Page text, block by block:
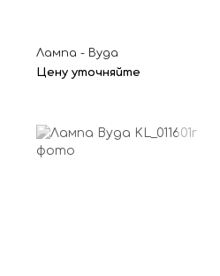
Лампа - Вуда
Цену уточняйте